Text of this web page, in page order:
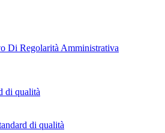
Di Regolarità Amministrativa
di qualità
di qualità